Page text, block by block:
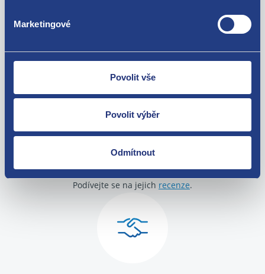
Marketingové
Povolit vše
Povolit výběr
Odmítnout
zakoupení. Nebo vám pošleme náhradu.
O své zákazníky se staráme
Máme tisíce spokojených zákazníků.
Podívejte se na jejich recenze.